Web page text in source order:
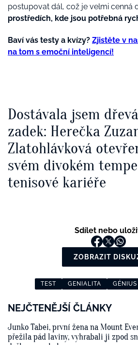
postupovat dál, což je velmi cenná
prostředích, kde jsou potřebná
Baví vás testy a kvízy? Zjistěte v
na tom s emoční inteligencí!
Dostávala jsem
zadek: Herečka
Zlatohlávková
svém divokém
tenisové kariéře
Sdílet nebo
ZOBRAZIT
TEST GENIALITA GÉNIUS
NEJČTENĚJŠÍ ČLÁNKY
Junko Tabei, první žena na Mount
přežila pád laviny, vyhrabali ji zpod